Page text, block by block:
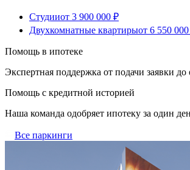
Студииот 3 900 000 ₽
Двухкомнатные квартирыот 6 550
Помощь в ипотеке
Экспертная поддержка от подачи заявки до
Помощь с кредитной историей
Наша команда одобряет ипотеку за один
Все паркинги